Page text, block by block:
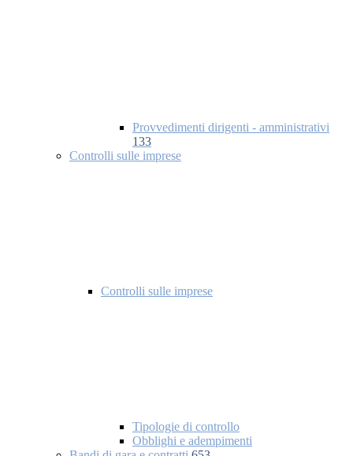
Provvedimenti dirigenti - amministrativi
133
Controlli sulle imprese
Controlli sulle imprese
Tipologie di controllo
Obblighi e adempimenti